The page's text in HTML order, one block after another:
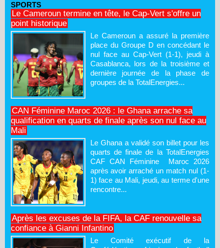
SPORTS
Le Cameroun termine en tête, le Cap-Vert s'offre un
point historique
Le Cameroun a assuré la première
place du Groupe D en concédant le
nul face au Cap-Vert (1-1), jeudi à
Casablanca, lors de la troisième et
dernière journée de la phase de
groupes de la TotalEnergies...
CAN Féminine Maroc 2026 : le Ghana arrache sa
qualification en quarts de finale après son nul face au
Mali
Le Ghana a validé son billet pour les
quarts de finale de la TotalEnergies
CAF CAN Féminine Maroc 2026
après avoir arraché un match nul (1-
1) face au Mali, jeudi, au terme d'une
rencontre...
Après les excuses de la FIFA, la CAF renouvelle sa
confiance à Gianni Infantino
Le Comité exécutif de la